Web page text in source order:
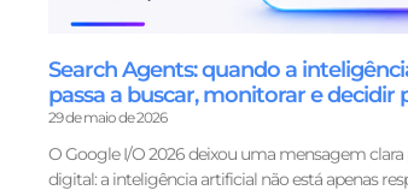
Search Agents: quando a
passa a buscar, monitorar e decidir
29 de maio de 2026
O Google I/O 2026 deixou uma mensagem
digital: a inteligência artificial não está apenas